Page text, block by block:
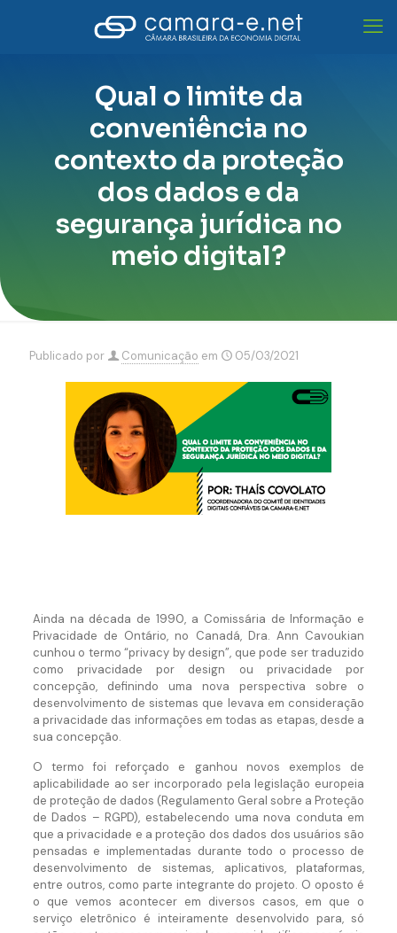
Qual o limite da
conveniência no
contexto da proteção
dos dados e da
segurança jurídica no
meio digital?
Publicado por Comunicação em 05/03/2021
Ainda na década de 1990, a Comissária de Informação e
Privacidade de Ontário, no Canadá, Dra. Ann Cavoukian
cunhou o termo “privacy by design”, que pode ser traduzido
como privacidade por design ou privacidade por
concepção, definindo uma nova perspectiva sobre o
desenvolvimento de sistemas que levava em consideração
a privacidade das informações em todas as etapas, desde a
sua concepção.
O termo foi reforçado e ganhou novos exemplos de
aplicabilidade ao ser incorporado pela legislação europeia
de proteção de dados (Regulamento Geral sobre a Proteção
de Dados – RGPD), estabelecendo uma nova conduta em
que a privacidade e a proteção dos dados dos usuários são
pensadas e implementadas durante todo o processo de
desenvolvimento de sistemas, aplicativos, plataformas,
entre outros, como parte integrante do projeto. O oposto é
o que vemos acontecer em diversos casos, em que o
serviço eletrônico é inteiramente desenvolvido para, só